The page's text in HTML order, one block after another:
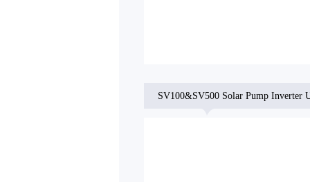
SV100&SV500 Solar Pump Inverter